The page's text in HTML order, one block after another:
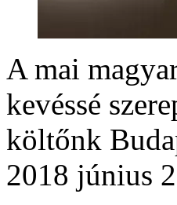
A mai
kevéssé
költőnk
2018 június